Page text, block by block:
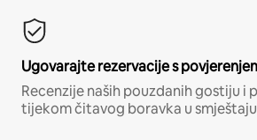
Ugovarajte rezervacije s
Recenzije naših pouzdanih gostiju i
tijekom čitavog boravka u